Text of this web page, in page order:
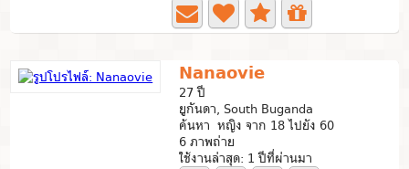
Nanaovie
27 ปี
ยูกันดา, South Buganda
ค้นหา หญิง จาก 18 ไปยัง 60
6 ภาพถ่าย
ใช้งานล่าสุด: 1 ปีที่ผ่านมา